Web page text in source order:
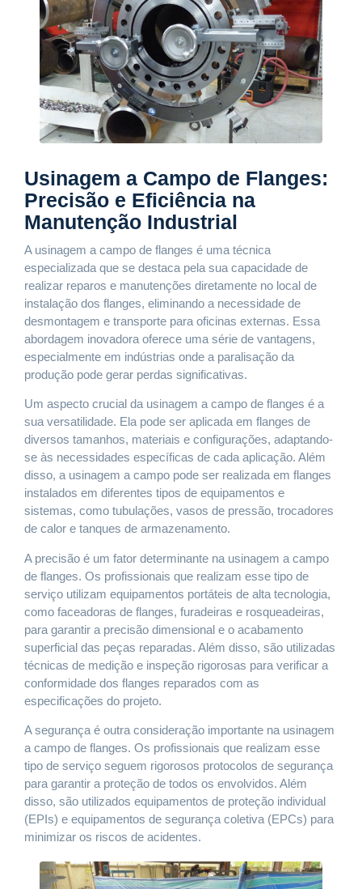
Usinagem a Campo de Flanges:
Precisão e Eficiência na
Manutenção Industrial
A usinagem a campo de flanges é uma técnica
especializada que se destaca pela sua capacidade de
realizar reparos e manutenções diretamente no local de
instalação dos flanges, eliminando a necessidade de
desmontagem e transporte para oficinas externas. Essa
abordagem inovadora oferece uma série de vantagens,
especialmente em indústrias onde a paralisação da
produção pode gerar perdas significativas.
Um aspecto crucial da usinagem a campo de flanges é a
sua versatilidade. Ela pode ser aplicada em flanges de
diversos tamanhos, materiais e configurações, adaptando-
se às necessidades específicas de cada aplicação. Além
disso, a usinagem a campo pode ser realizada em flanges
instalados em diferentes tipos de equipamentos e
sistemas, como tubulações, vasos de pressão, trocadores
de calor e tanques de armazenamento.
A precisão é um fator determinante na usinagem a campo
de flanges. Os profissionais que realizam esse tipo de
serviço utilizam equipamentos portáteis de alta tecnologia,
como faceadoras de flanges, furadeiras e rosqueadeiras,
para garantir a precisão dimensional e o acabamento
superficial das peças reparadas. Além disso, são utilizadas
técnicas de medição e inspeção rigorosas para verificar a
conformidade dos flanges reparados com as
especificações do projeto.
A segurança é outra consideração importante na usinagem
a campo de flanges. Os profissionais que realizam esse
tipo de serviço seguem rigorosos protocolos de segurança
para garantir a proteção de todos os envolvidos. Além
disso, são utilizados equipamentos de proteção individual
(EPIs) e equipamentos de segurança coletiva (EPCs) para
minimizar os riscos de acidentes.